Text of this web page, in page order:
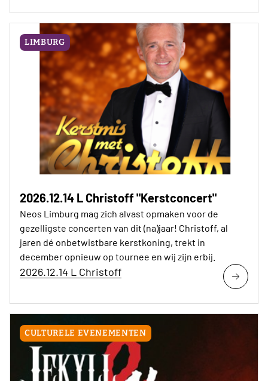
LIMBURG
2026.12.14 L Christoff "Kerstconcert"
Neos Limburg mag zich alvast opmaken voor de
gezelligste concerten van dit (na)jaar! Christoff, al
jaren dé onbetwistbare kerstkoning, trekt in
december opnieuw op tournee en wij zijn erbij.
2026.12.14 L Christoff
CULTURELE EVENEMENTEN